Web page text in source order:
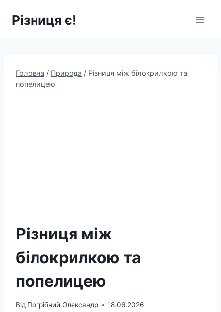
Різниця є!
Головна / Природа / Різниця між білокрилкою та
попелицею
Різниця між
білокрилкою та
попелицею
Від Погрібний Олександр 18.06.2026